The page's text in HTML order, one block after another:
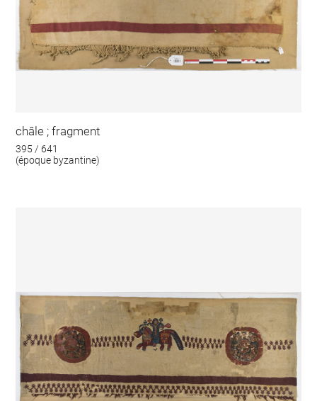
châle ; fragment
395 / 641
(époque byzantine)